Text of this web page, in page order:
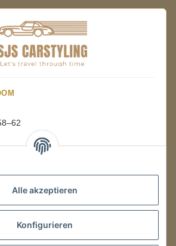
Alle akzeptieren
Konfigurieren